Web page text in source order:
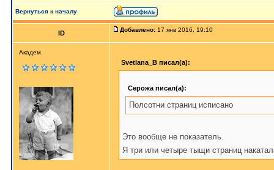
Вернуться к началу
ID Добавлено: 17 янв 2016, 19:10
Академ.
Svetlana_B писал(а):
Серожа писал(а):
Полсотни страниц исписано
Это вообще не показатель.
Я три или четыре тыщи страниц